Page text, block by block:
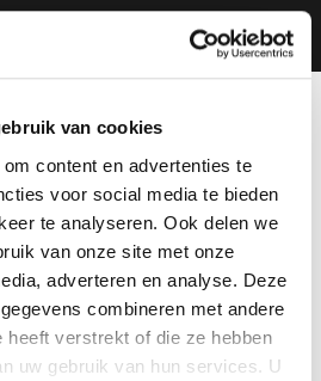
van cookies
content en advertenties te
voor social media te bieden
te analyseren. Ook delen we
van onze site met onze
adverteren en analyse. Deze
combineren met andere
heeft verstrekt of die ze hebben
uw gebruik van hun services. U